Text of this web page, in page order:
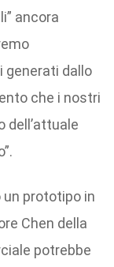
ancora
dallo
che i nostri
dell’attuale
prototipo in
Chen della
potrebbe